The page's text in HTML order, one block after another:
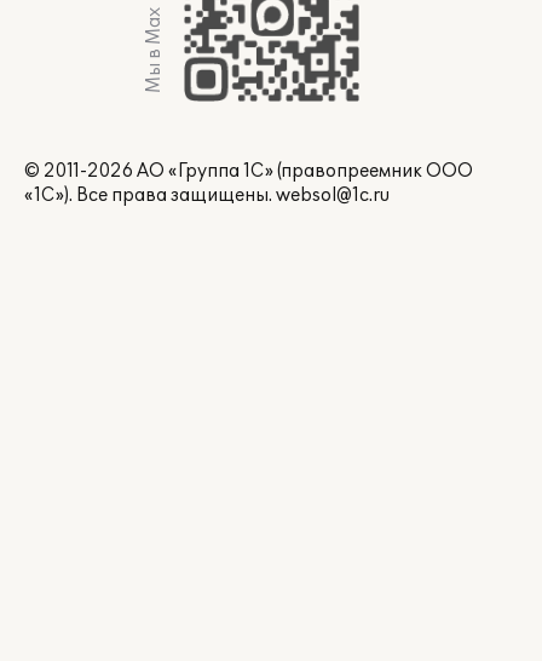
Мы в Max
© 2011-2026 АО «Группа 1С» (правопреемник ООО
«1С»). Все права защищены. websol@1c.ru